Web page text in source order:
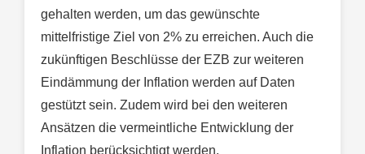
gehalten werden, um das gewünschte
mittelfristige Ziel von 2% zu erreichen. Auch die
zukünftigen Beschlüsse der EZB zur weiteren
Eindämmung der Inflation werden auf Daten
gestützt sein. Zudem wird bei den weiteren
Ansätzen die vermeintliche Entwicklung der
Inflation berücksichtigt werden.